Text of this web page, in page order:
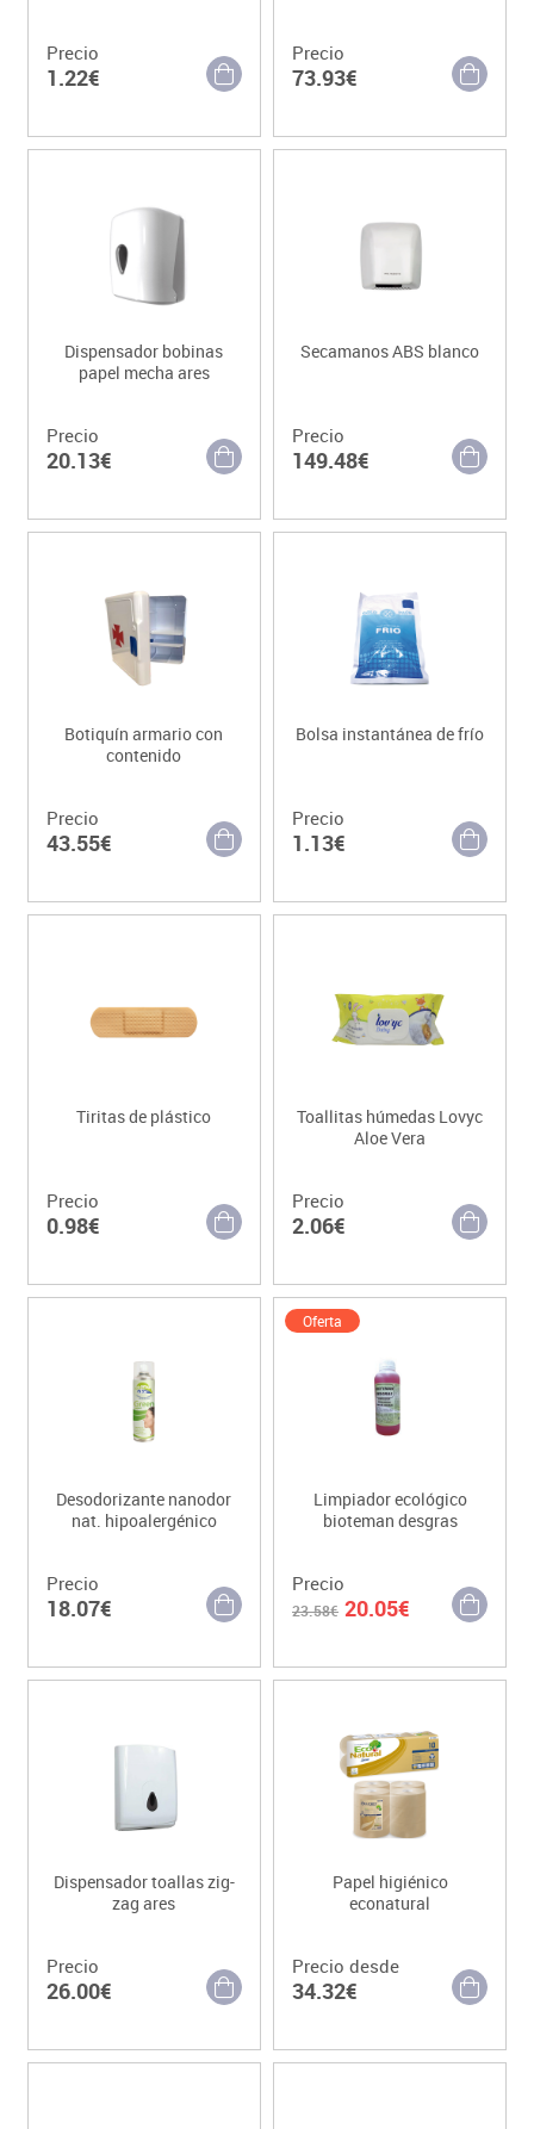
Precio
1.22€
Precio
73.93€
Dispensador bobinas
papel mecha ares
Precio
20.13€
Secamanos ABS blanco
Precio
149.48€
Botiquín armario con
contenido
Precio
43.55€
Bolsa instantánea de frío
Precio
1.13€
Tiritas de plástico
Precio
0.98€
Toallitas húmedas Lovyc
Aloe Vera
Precio
2.06€
Desodorizante nanodor
nat. hipoalergénico
Precio
18.07€
Oferta
Limpiador ecológico
bioteman desgras
Precio
23.58€ 20.05€
Dispensador toallas zig-
zag ares
Precio
26.00€
Papel higiénico
econatural
Precio desde
34.32€